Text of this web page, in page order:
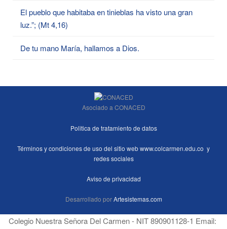
El pueblo que habitaba en tinieblas ha visto una gran
luz.”; (Mt 4,16)
De tu mano María, hallamos a Dios.
Asociado a CONACED
Politica de tratamiento de datos
Términos y condiciones de uso del sitio web www.colcarmen.edu.co y
redes sociales
Aviso de privacidad
Desarrollado porArtesistemas.com
Colegio Nuestra Señora Del Carmen - NIT 890901128-1 Email: